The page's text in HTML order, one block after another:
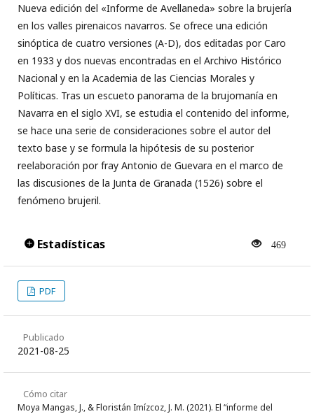
Nueva edición del «Informe de Avellaneda» sobre la brujería
en los valles pirenaicos navarros. Se ofrece una edición
sinóptica de cuatro versiones (A-D), dos editadas por Caro
en 1933 y dos nuevas encontradas en el Archivo Histórico
Nacional y en la Academia de las Ciencias Morales y
Políticas. Tras un escueto panorama de la brujomanía en
Navarra en el siglo XVI, se estudia el contenido del informe,
se hace una serie de consideraciones sobre el autor del
texto base y se formula la hipótesis de su posterior
reelaboración por fray Antonio de Guevara en el marco de
las discusiones de la Junta de Granada (1526) sobre el
fenómeno brujeril.
Estadísticas 469
PDF
Publicado
2021-08-25
Cómo citar
Moya Mangas, J., & Floristán Imízcoz, J. M. (2021). El “informe del